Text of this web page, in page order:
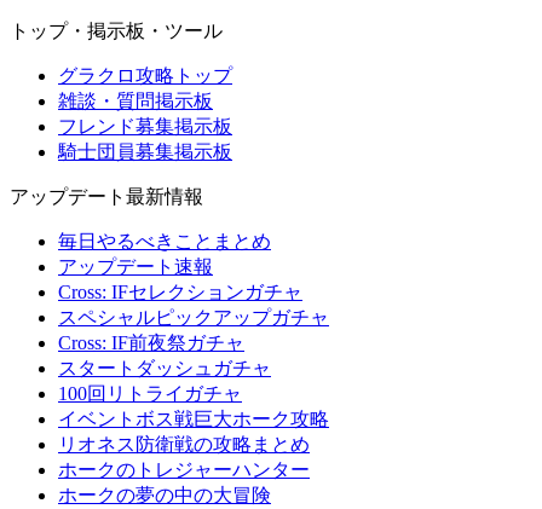
トップ・掲示板・ツール
グラクロ攻略トップ
雑談・質問掲示板
フレンド募集掲示板
騎士団員募集掲示板
アップデート最新情報
毎日やるべきことまとめ
アップデート速報
Cross: IFセレクションガチャ
スペシャルピックアップガチャ
Cross: IF前夜祭ガチャ
スタートダッシュガチャ
100回リトライガチャ
イベントボス戦巨大ホーク攻略
リオネス防衛戦の攻略まとめ
ホークのトレジャーハンター
ホークの夢の中の大冒険